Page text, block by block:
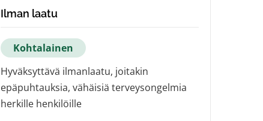
Ilman laatu
Kohtalainen
Hyväksyttävä ilmanlaatu, joitakin
epäpuhtauksia, vähäisiä terveysongelmia
herkille henkilöille